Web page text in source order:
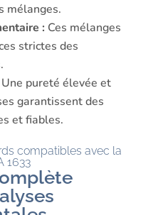
mélanges.
: Ces mélanges
strictes des
Une pureté élevée et
garantissent des
et fiables.
compatibles avec la
1633